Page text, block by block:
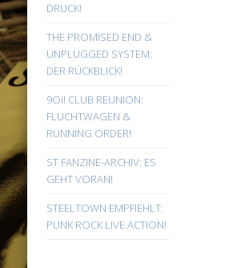
DRUCK!
THE PROMISED END &
UNPLUGGED SYSTEM:
DER RÜCKBLICK!
9Oi! CLUB REUNION:
FLUCHTWAGEN &
RUNNING ORDER!
ST FANZINE-ARCHIV: ES
GEHT VORAN!
STEELTOWN EMPFIEHLT:
PUNK ROCK LIVE ACTION!